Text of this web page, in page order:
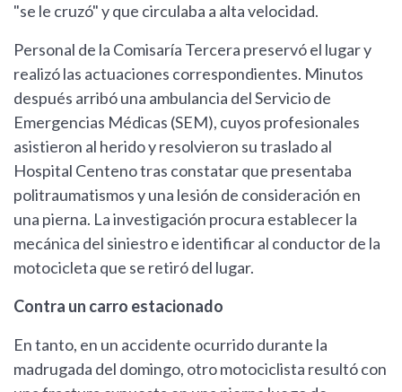
"se le cruzó" y que circulaba a alta velocidad.
Personal de la Comisaría Tercera preservó el lugar y
realizó las actuaciones correspondientes. Minutos
después arribó una ambulancia del Servicio de
Emergencias Médicas (SEM), cuyos profesionales
asistieron al herido y resolvieron su traslado al
Hospital Centeno tras constatar que presentaba
politraumatismos y una lesión de consideración en
una pierna. La investigación procura establecer la
mecánica del siniestro e identificar al conductor de la
motocicleta que se retiró del lugar.
Contra un carro estacionado
En tanto, en un accidente ocurrido durante la
madrugada del domingo, otro motociclista resultó con